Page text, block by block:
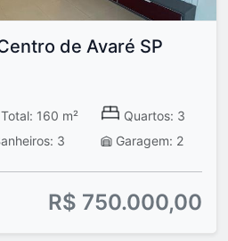
de Avaré SP
Total: 160 m²
Quartos: 3
3 Garagem: 2
R$ 750.000,00